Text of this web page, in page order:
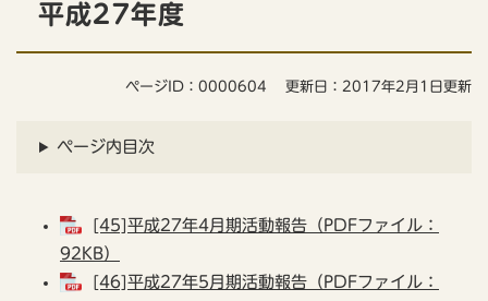
平成27年度
ページID：0000604 更新日：2017年2月1日更新
ページ内目次
[45]平成27年4月期活動報告（PDFファイル：
92KB）
[46]平成27年5月期活動報告（PDFファイル：